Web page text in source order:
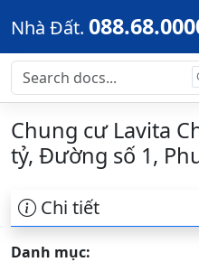
Skip to main content
Nhà Đất.
Chung cư Lavita
tỷ, Đường số 1,
Chi tiết
Danh mục: